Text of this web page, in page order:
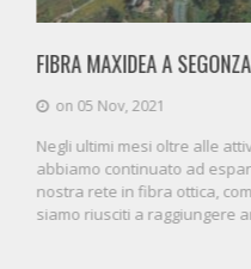
FIBRA MAXIDEA A
on 05 Nov, 2021
Negli ultimi mesi oltre alle
abbiamo continuato ad
nostra rete in fibra ottica,
siamo riusciti a raggiungere